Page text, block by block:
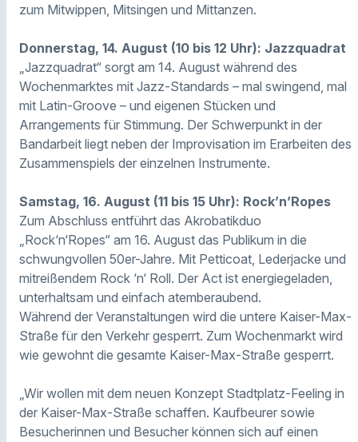
zum Mitwippen, Mitsingen und Mittanzen.
Donnerstag, 14. August (10 bis 12 Uhr): Jazzquadrat
„Jazzquadrat“ sorgt am 14. August während des
Wochenmarktes mit Jazz-Standards – mal swingend, mal
mit Latin-Groove – und eigenen Stücken und
Arrangements für Stimmung. Der Schwerpunkt in der
Bandarbeit liegt neben der Improvisation im Erarbeiten des
Zusammenspiels der einzelnen Instrumente.
Samstag, 16. August (11 bis 15 Uhr): Rock’n’Ropes
Zum Abschluss entführt das Akrobatikduo
„Rock‘n‘Ropes“ am 16. August das Publikum in die
schwungvollen 50er-Jahre. Mit Petticoat, Lederjacke und
mitreißendem Rock ‘n‘ Roll. Der Act ist energiegeladen,
unterhaltsam und einfach atemberaubend.
Während der Veranstaltungen wird die untere Kaiser-Max-
Straße für den Verkehr gesperrt. Zum Wochenmarkt wird
wie gewohnt die gesamte Kaiser-Max-Straße gesperrt.
„Wir wollen mit dem neuen Konzept Stadtplatz-Feeling in
der Kaiser-Max-Straße schaffen. Kaufbeurer sowie
Besucherinnen und Besucher können sich auf einen